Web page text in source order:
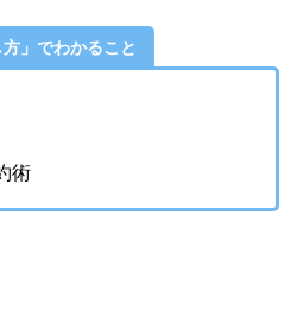
方」でわかること
術